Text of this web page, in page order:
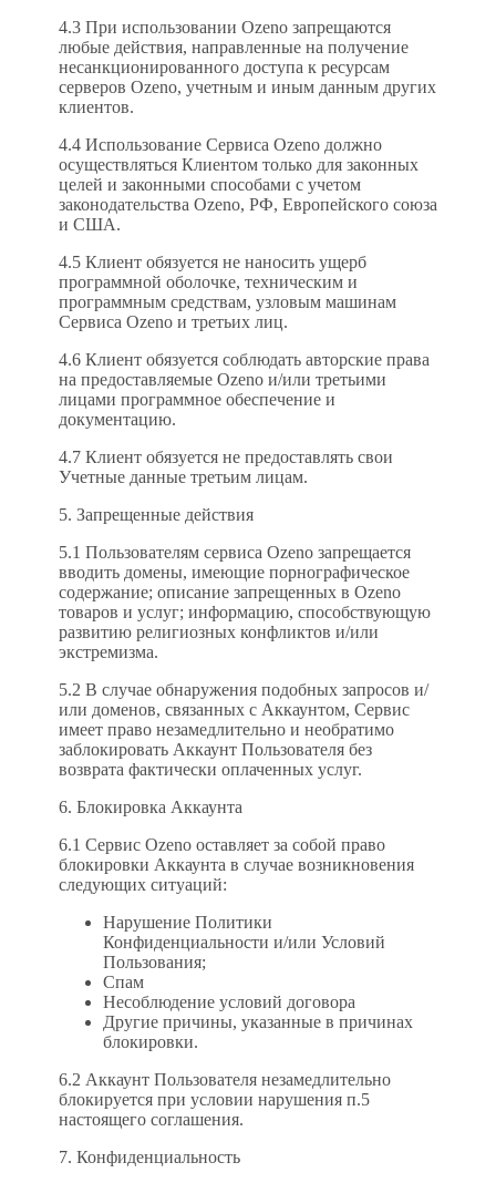
4.3 При использовании Ozeno запрещаются
любые действия, направленные на получение
несанкционированного доступа к ресурсам
серверов Ozeno, учетным и иным данным других
клиентов.
4.4 Использование Сервиса Ozeno должно
осуществляться Клиентом только для законных
целей и законными способами с учетом
законодательства Ozeno, РФ, Европейского союза
и США.
4.5 Клиент обязуется не наносить ущерб
программной оболочке, техническим и
программным средствам, узловым машинам
Сервиса Ozeno и третьих лиц.
4.6 Клиент обязуется соблюдать авторские права
на предоставляемые Ozeno и/или третьими
лицами программное обеспечение и
документацию.
4.7 Клиент обязуется не предоставлять свои
Учетные данные третьим лицам.
5. Запрещенные действия
5.1 Пользователям сервиса Ozeno запрещается
вводить домены, имеющие порнографическое
содержание; описание запрещенных в Ozeno
товаров и услуг; информацию, способствующую
развитию религиозных конфликтов и/или
экстремизма.
5.2 В случае обнаружения подобных запросов и/
или доменов, связанных с Аккаунтом, Сервис
имеет право незамедлительно и необратимо
заблокировать Аккаунт Пользователя без
возврата фактически оплаченных услуг.
6. Блокировка Аккаунта
6.1 Сервис Ozeno оставляет за собой право
блокировки Аккаунта в случае возникновения
следующих ситуаций:
Нарушение Политики
Конфиденциальности и/или Условий
Пользования;
Спам
Несоблюдение условий договора
Другие причины, указанные в причинах
блокировки.
6.2 Аккаунт Пользователя незамедлительно
блокируется при условии нарушения п.5
настоящего соглашения.
7. Конфиденциальность